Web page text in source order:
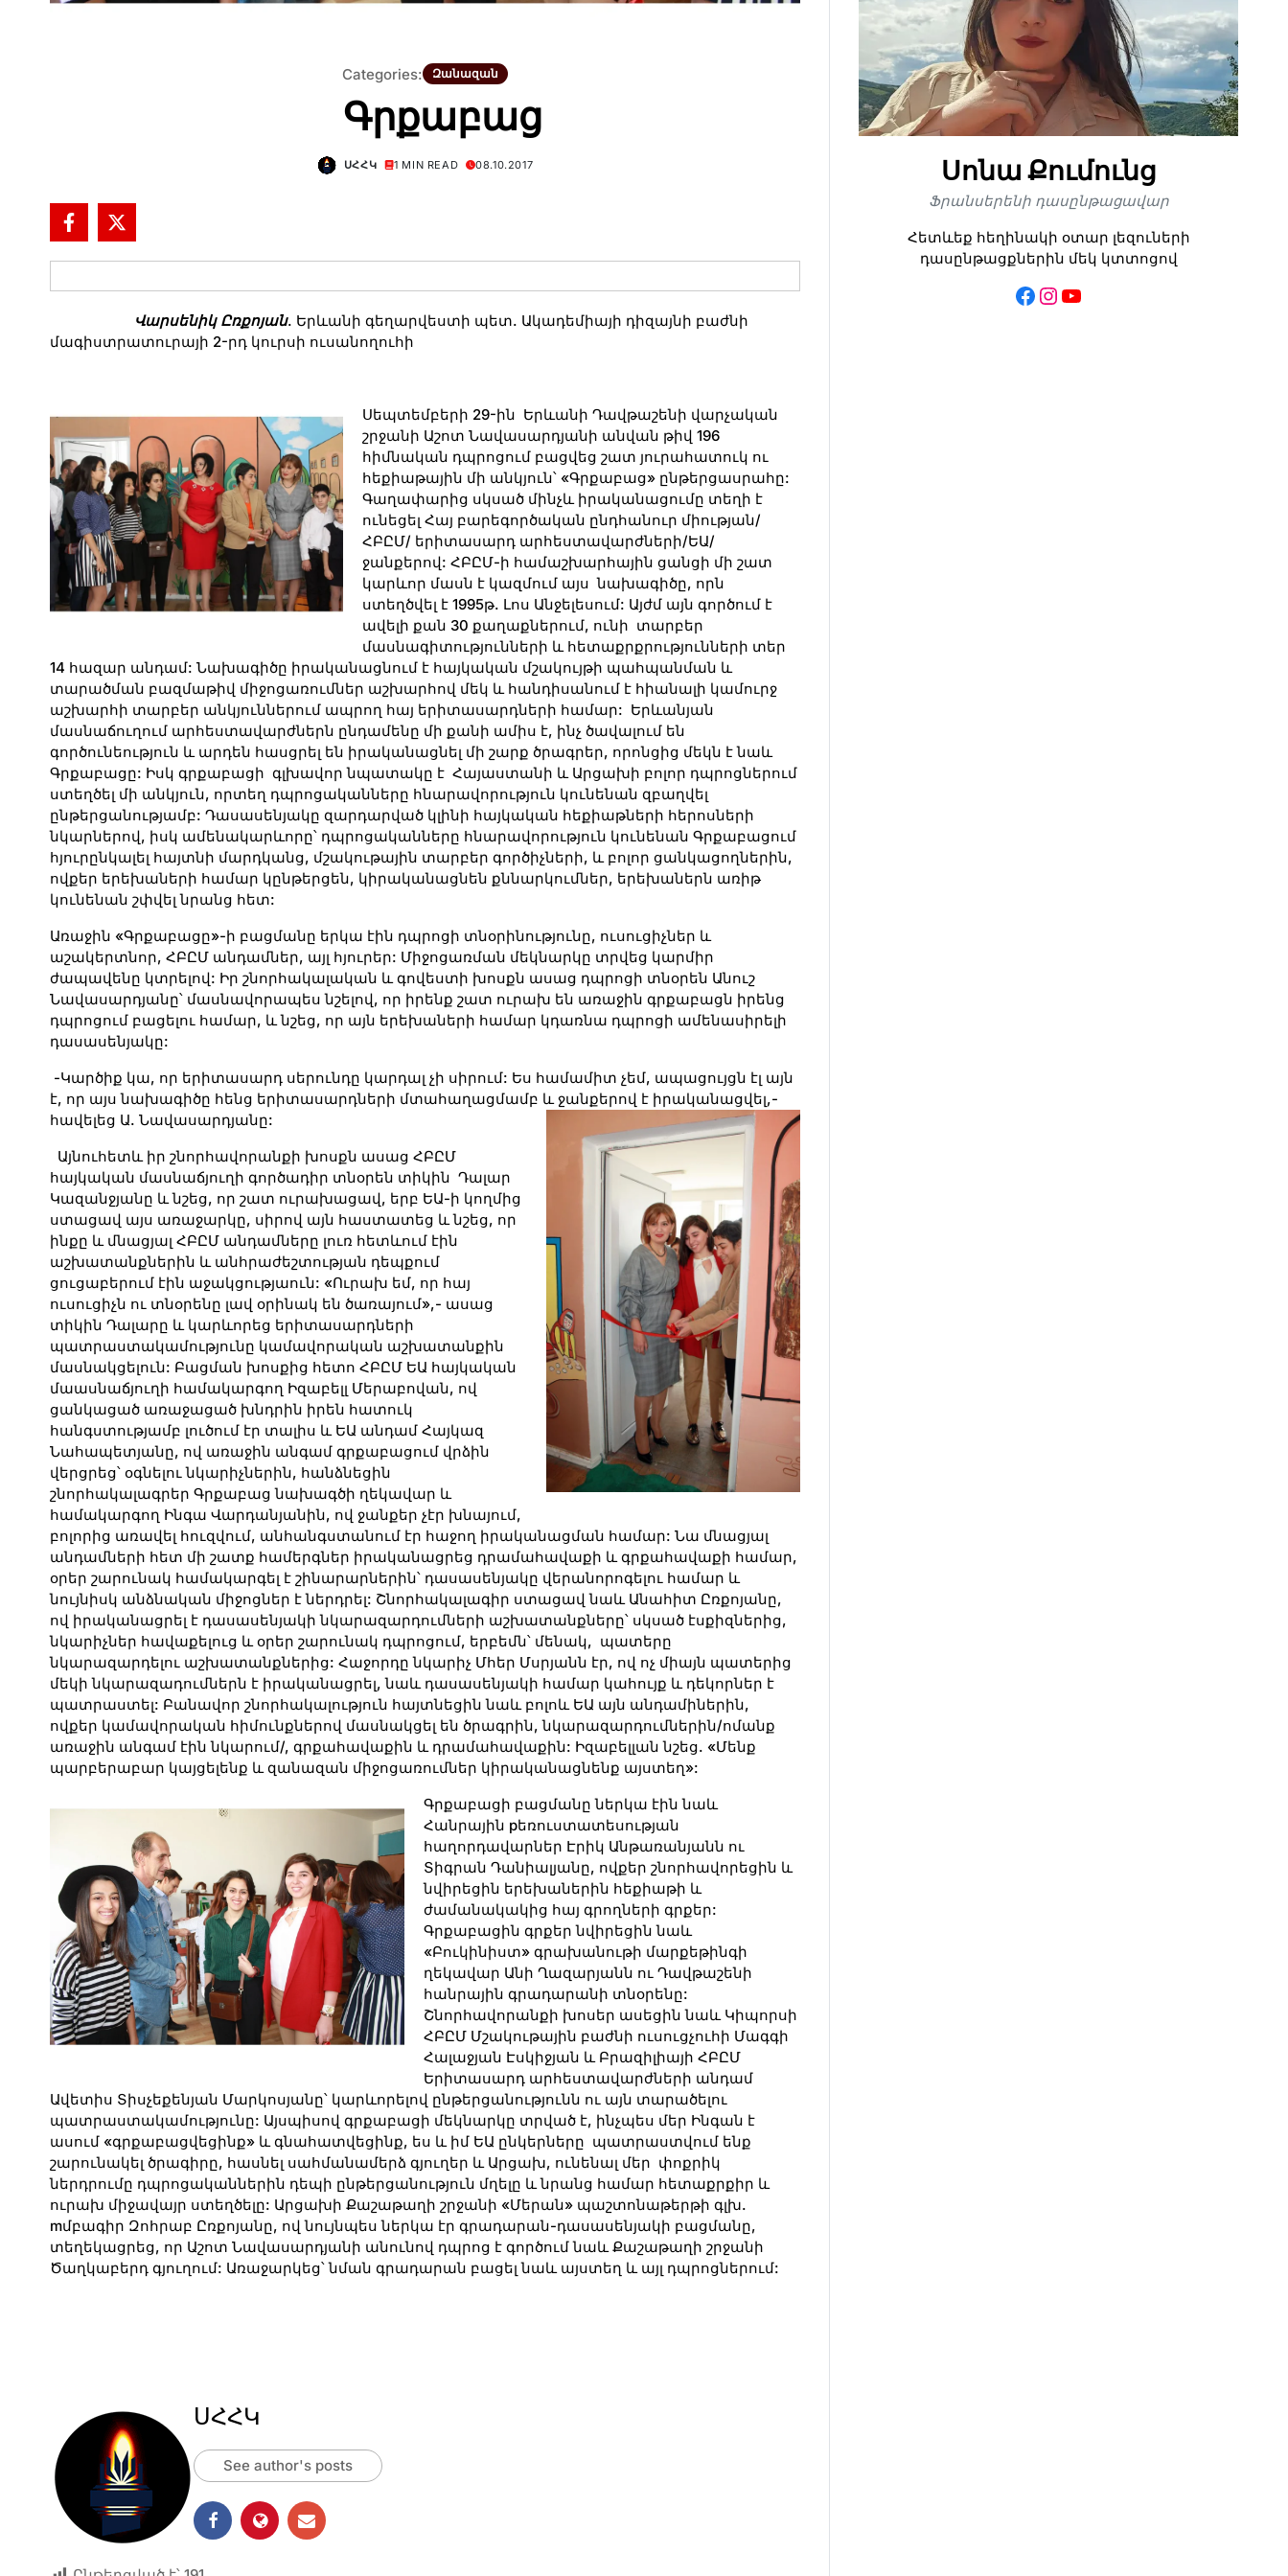
Categories: Զանազան
Գրքաբաց
ՍՀՀԿ 1 MIN READ 08.10.2017
Վարսենիկ Ըռքոյան. Երևանի գեղարվեստի պետ. Ակադեմիայի դիզայնի բաժնի
մագիստրատուրայի 2-րդ կուրսի ուսանողուհի
Սեպտեմբերի 29-ին Երևանի Դավթաշենի վարչական
շրջանի Աշոտ Նավասարդյանի անվան թիվ 196
հիմնական դպրոցում բացվեց շատ յուրահատուկ ու
հեքիաթային մի անկյուն՝ «Գրքաբաց» ընթերցասրահը:
Գաղափարից սկսած մինչև իրականացումը տեղի է
ունեցել Հայ բարեգործական ընդհանուր միության/
ՀԲԸՄ/ երիտասարդ արհեստավարժների/ԵԱ/
ջանքերով: ՀԲԸՄ-ի համաշխարհային ցանցի մի շատ
կարևոր մասն է կազմում այս նախագիծը, որն
ստեղծվել է 1995թ. Լոս Անջելեսում: Այժմ այն գործում է
ավելի քան 30 քաղաքներում, ունի տարբեր
մասնագիտությունների և հետաքրքրությունների տեր
14 հազար անդամ: Նախագիծը իրականացնում է հայկական մշակույթի պահպանման և
տարածման բազմաթիվ միջոցառումներ աշխարհով մեկ և հանդիսանում է հիանալի կամուրջ
աշխարհի տարբեր անկյուններում ապրող հայ երիտասարդների համար: Երևանյան
մասնաճուղում արհեստավարժներն ընդամենը մի քանի ամիս է, ինչ ծավալում են
գործունեություն և արդեն հասցրել են իրականացնել մի շարք ծրագրեր, որոնցից մեկն է նաև
Գրքաբացը: Իսկ գրքաբացի գլխավոր նպատակը է Հայաստանի և Արցախի բոլոր դպրոցներում
ստեղծել մի անկյուն, որտեղ դպրոցականները հնարավորություն կունենան զբաղվել
ընթերցանությամբ: Դասասենյակը զարդարված կլինի հայկական հեքիաթների հերոսների
նկարներով, իսկ ամենակարևորը՝ դպրոցականները հնարավորություն կունենան Գրքաբացում
հյուրընկալել հայտնի մարդկանց, մշակութային տարբեր գործիչների, և բոլոր ցանկացողներին,
ովքեր երեխաների համար կընթերցեն, կիրականացնեն քննարկումներ, երեխաներն առիթ
կունենան շփվել նրանց հետ:
Առաջին «Գրքաբացը»-ի բացմանը երկա էին դպրոցի տնօրինությունը, ուսուցիչներ և
աշակերտնոր, ՀԲԸՄ անդամներ, այլ հյուրեր: Միջոցառման մեկնարկը տրվեց կարմիր
ժապավենը կտրելով: Իր շնորհակալական և գովեստի խոսքն ասաց դպրոցի տնօրեն Անուշ
Նավասարդյանը՝ մասնավորապես նշելով, որ իրենք շատ ուրախ են առաջին գրքաբացն իրենց
դպրոցում բացելու համար, և նշեց, որ այն երեխաների համար կդառնա դպրոցի ամենասիրելի
դասասենյակը:
-Կարծիք կա, որ երիտասարդ սերունդը կարդալ չի սիրում: Ես համամիտ չեմ, ապացույցն էլ այն
է, որ այս նախագիծը հենց երիտասարդների մտահաղացմամբ և ջանքերով է իրականացվել,-
հավելեց Ա. Նավասարդյանը:
Այնուհետև իր շնորհավորանքի խոսքն ասաց ՀԲԸՄ
հայկական մասնաճյուղի գործադիր տնօրեն տիկին Դալար
Կազանջյանը և նշեց, որ շատ ուրախացավ, երբ ԵԱ-ի կողմից
ստացավ այս առաջարկը, սիրով այն հաստատեց և նշեց, որ
ինքը և մնացյալ ՀԲԸՄ անդամները լուռ հետևում էին
աշխատանքներին և անհրաժեշտության դեպքում
ցուցաբերում էին աջակցությաուն: «Ուրախ եմ, որ հայ
ուսուցիչն ու տնօրենը լավ օրինակ են ծառայում»,- ասաց
տիկին Դալարը և կարևորեց երիտասարդների
պատրաստակամությունը կամավորական աշխատանքին
մասնակցելուն: Բացման խոսքից հետո ՀԲԸՄ ԵԱ հայկական
մաասնաճյուղի համակարգող Իզաբելլ Մերաբովան, ով
ցանկացած առաջացած խնդրին իրեն հատուկ
հանգստությամբ լուծում էր տալիս և ԵԱ անդամ Հայկազ
Նահապետյանը, ով առաջին անգամ գրքաբացում վրձին
վերցրեց՝ օգնելու նկարիչներին, հանձնեցին
շնորհակալագրեր Գրքաբաց նախագծի ղեկավար և
համակարգող Ինգա Վարդանյանին, ով ջանքեր չէր խնայում,
բոլորից առավել հուզվում, անհանգստանում էր հաջող իրականացման համար: Նա մնացյալ
անդամների հետ մի շատք համերգներ իրականացրեց դրամահավաքի և գրքահավաքի համար,
օրեր շարունակ համակարգել է շինարարներին՝ դասասենյակը վերանորոգելու համար և
նույնիսկ անձնական միջոցներ է ներդրել: Շնորհակալագիր ստացավ նաև Անահիտ Ըռքոյանը,
ով իրականացրել է դասասենյակի նկարազարդումների աշխատանքները՝ սկսած էսքիզներից,
նկարիչներ հավաքելուց և օրեր շարունակ դպրոցում, երբեմն՝ մենակ, պատերը
նկարազարդելու աշխատանքներից: Հաջորդը նկարիչ Մհեր Մսրյանն էր, ով ոչ միայն պատերից
մեկի նկարազադումներն է իրականացրել, նաև դասասենյակի համար կահույք և դեկորներ է
պատրաստել: Բանավոր շնորհակալություն հայտնեցին նաև բոլոև ԵԱ այն անդամիներին,
ովքեր կամավորական հիմունքներով մասնակցել են ծրագրին, նկարազարդումներին/ոմանք
առաջին անգամ էին նկարում/, գրքահավաքին և դրամահավաքին: Իզաբելլան նշեց. «Մենք
պարբերաբար կայցելենք և զանազան միջոցառումներ կիրականացնենք այստեղ»:
Գրքաբացի բացմանը ներկա էին նաև
Հանրային pեռուստատեսության
հաղորդավարներ Էրիկ Անթառանյանն ու
Տիգրան Դանիալյանը, ովքեր շնորհավորեցին և
նվիրեցին երեխաներին հեքիաթի և
ժամանակակից հայ գրողների գրքեր:
Գրքաբացին գրքեր նվիրեցին նաև
«Բուկինիստ» գրախանութի մարքեթինգի
ղեկավար Անի Ղազարյանն ու Դավթաշենի
հանրային գրադարանի տնօրենը:
Շնորհավորանքի խոսեր ասեցին նաև Կիպորսի
ՀԲԸՄ Մշակութային բաժնի ուսուցչուհի Մագգի
Հալաջյան Էսկիջյան և Բրազիլիայի ՀԲԸՄ
Երիտասարդ արհեստավարժների անդամ
Ավետիս Տիսչեքենյան Մարկոսյանը՝ կարևորելով ընթերցանությունն ու այն տարածելու
պատրաստակամությունը: Այսպիսով գրքաբացի մեկնարկը տրված է, ինչպես մեր Ինգան է
ասում «գրքաբացվեցինք» և գնահատվեցինք, ես և իմ ԵԱ ընկերները պատրաստվում ենք
շարունակել ծրագիրը, հասնել սահմանամերձ գյուղեր և Արցախ, ունենալ մեր փոքրիկ
ներդրումը դպրոցականներին դեպի ընթերցանություն մղելը և նրանց համար հետաքրքիր և
ուրախ միջավայր ստեղծելը: Արցախի Քաշաթաղի շրջանի «Մերան» պաշտոնաթերթի գլխ.
mմբագիր Զոհրաբ Ըռքոյանը, ով նույնպես ներկա էր գրադարան-դասասենյակի բացմանը,
տեղեկացրեց, որ Աշոտ Նավասարդյանի անունով դպրոց է գործում նաև Քաշաթաղի շրջանի
Ծաղկաբերդ գյուղում: Առաջարկեց՝ նման գրադարան բացել նաև այստեղ և այլ դպրոցներում:
ՍՀՀԿ
See author's posts
Սոնա Քումունց
Ֆրանսերենի դասընթացավար
Հետևեք հեղինակի օտար լեզուների
դասընթացքներին մեկ կտտոցով